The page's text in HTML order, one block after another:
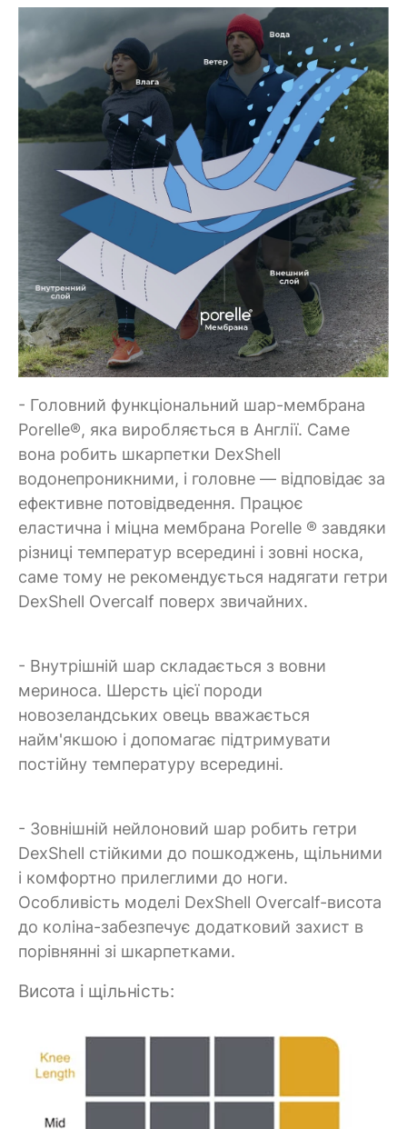
- Головний функціональний шар-мембрана
Porelle®, яка виробляється в Англії. Саме
вона робить шкарпетки DexShell
водонепроникними, і головне — відповідає за
ефективне потовідведення. Працює
еластична і міцна мембрана Porelle ® завдяки
різниці температур всередині і зовні носка,
саме тому не рекомендується надягати гетри
DexShell Overcalf поверх звичайних.
- Внутрішній шар складається з вовни
мериноса. Шерсть цієї породи
новозеландських овець вважається
найм'якшою і допомагає підтримувати
постійну температуру всередині.
- Зовнішній нейлоновий шар робить гетри
DexShell стійкими до пошкоджень, щільними
і комфортно прилеглими до ноги.
Особливість моделі DexShell Overcalf-висота
до коліна-забезпечує додатковий захист в
порівнянні зі шкарпетками.
Висота і щільність: